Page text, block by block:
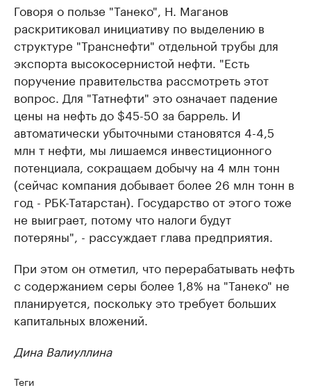
Говоря о пользе "Танеко", Н. Маганов
раскритиковал инициативу по выделению в
структуре "Транснефти" отдельной трубы для
экспорта высокосернистой нефти. "Есть
поручение правительства рассмотреть этот
вопрос. Для "Татнефти" это означает падение
цены на нефть до $45-50 за баррель. И
автоматически убыточными становятся 4-4,5
млн т нефти, мы лишаемся инвестиционного
потенциала, сокращаем добычу на 4 млн тонн
(сейчас компания добывает более 26 млн тонн в
год - РБК-Татарстан). Государство от этого тоже
не выиграет, потому что налоги будут
потеряны", - рассуждает глава предприятия.
При этом он отметил, что перерабатывать нефть
с содержанием серы более 1,8% на "Танеко" не
планируется, поскольку это требует больших
капитальных вложений.
Дина Валиуллина
Теги